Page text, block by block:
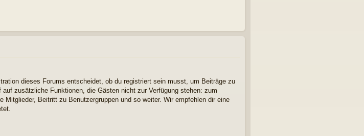
dieses Forums entscheidet, ob du registriert sein musst, um Beiträge zu
zusätzliche Funktionen, die Gästen nicht zur Verfügung stehen: zum
Mitglieder, Beitritt zu Benutzergruppen und so weiter. Wir empfehlen dir eine